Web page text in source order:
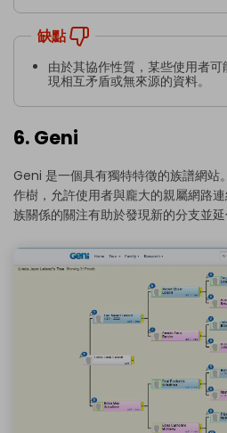
缺點
由於其協作性質，某些使用者
現相互矛盾或無來源的資料。
6. Geni
Geni 是一個具有獨特特徵的族譜網站
作樹，允許使用者與龐大的親屬網路
族關係的關注有助於發現新的分支並延